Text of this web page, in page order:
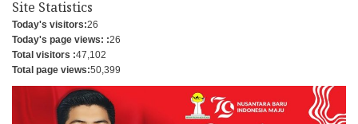
Site Statistics
Today's visitors:26
Today's page views: :26
Total visitors :47,102
Total page views:50,399